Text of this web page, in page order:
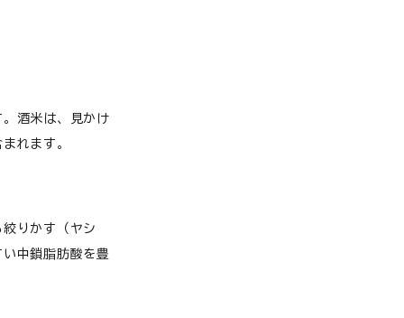
酒米は、見かけ
れます。
りかす（ヤシ
中鎖脂肪酸を豊